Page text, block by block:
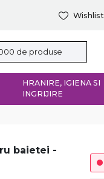
Wishlist
HRANIRE, IGIENA SI
INGRIJIRE
baietei -